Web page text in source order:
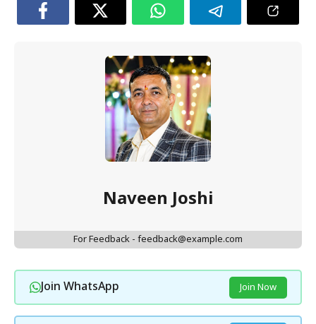
Naveen Joshi
For Feedback - feedback@example.com
Join WhatsApp Join Now